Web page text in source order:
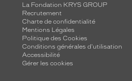
La Fondation KRYS GROUP
Recrutement
Charte de confidentialité
Mentions Légales
Politique des Cookies
Conditions générales d'utilisation
Accessibilité
Gérer les cookies